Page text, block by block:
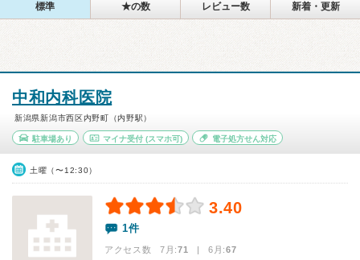
標準 ★の数 レビュー数 新着・更新
中和内科医院
新潟県新潟市西区内野町（内野駅）
駐車場あり マイナ受付(スマホ可) 電子処方せん対応
土曜（〜12:30）
3.40
1件
アクセス数 7月:71 | 6月:67